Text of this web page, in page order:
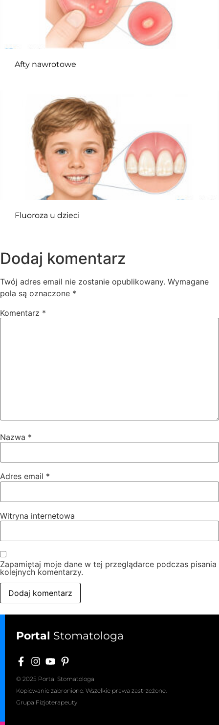
Afty nawrotowe
Fluoroza u dzieci
Dodaj komentarz
Twój adres email nie zostanie opublikowany. Wymagane
pola są oznaczone *
Komentarz *
Nazwa *
Adres email *
Witryna internetowa
Zapamiętaj moje dane w tej przeglądarce podczas pisania
kolejnych komentarzy.
Portal Stomatologa
© 2025 Portal Stomatologa
Kopiowanie zabronione. Wszelkie prawa zastrzeżone.
Grupa Fizjoterapeuty